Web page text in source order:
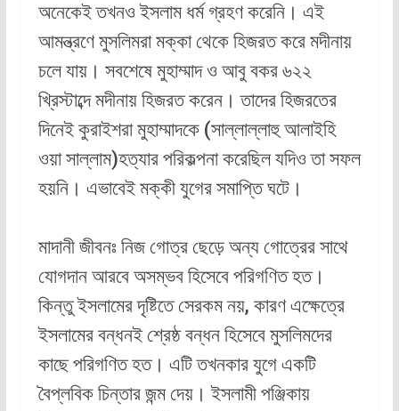
অনেকেই তখনও ইসলাম ধর্ম গ্রহণ করেনি। এই
আমন্ত্রণে মুসলিমরা মক্কা থেকে হিজরত করে মদীনায়
চলে যায়। সবশেষে মুহাম্মাদ ও আবু বকর ৬২২
খ্রিস্টাব্দে মদীনায় হিজরত করেন। তাদের হিজরতের
দিনেই কুরাইশরা মুহাম্মাদকে (সাল্লাল্লাহু আলাইহি
ওয়া সাল্লাম)হত্যার পরিকল্পনা করেছিল যদিও তা সফল
হয়নি। এভাবেই মক্কী যুগের সমাপ্তি ঘটে।
মাদানী জীবনঃ নিজ গোত্র ছেড়ে অন্য গোত্রের সাথে
যোগদান আরবে অসম্ভব হিসেবে পরিগণিত হত।
কিন্তু ইসলামের দৃষ্টিতে সেরকম নয়, কারণ এক্ষেত্রে
ইসলামের বন্ধনই শ্রেষ্ঠ বন্ধন হিসেবে মুসলিমদের
কাছে পরিগণিত হত। এটি তখনকার যুগে একটি
বৈপ্লবিক চিন্তার জন্ম দেয়। ইসলামী পঞ্জিকায়